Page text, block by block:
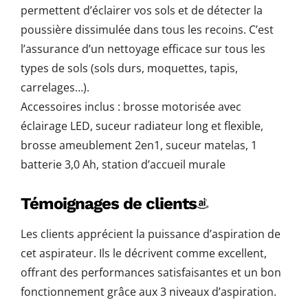
permettent d’éclairer vos sols et de détecter la
poussière dissimulée dans tous les recoins. C’est
l’assurance d’un nettoyage efficace sur tous les
types de sols (sols durs, moquettes, tapis,
carrelages…).
Accessoires inclus : brosse motorisée avec
éclairage LED, suceur radiateur long et flexible,
brosse ameublement 2en1, suceur matelas, 1
batterie 3,0 Ah, station d’accueil murale
Témoignages de clients
Les clients apprécient la puissance d’aspiration de
cet aspirateur. Ils le décrivent comme excellent,
offrant des performances satisfaisantes et un bon
fonctionnement grâce aux 3 niveaux d’aspiration.